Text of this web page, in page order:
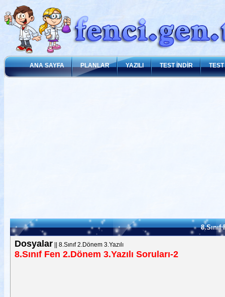
ANA SAYFA PLANLAR YAZILI TEST İNDİR
8.Sınıf
Dosyalar|| 8.Sınıf 2.Dönem 3.Yazılı
8.Sınıf Fen 2.Dönem 3.Yazılı Soruları-2